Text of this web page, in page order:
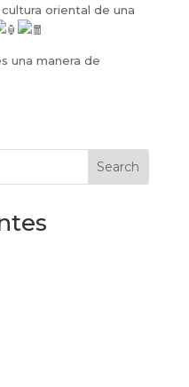
oriental de una
una manera de
Search